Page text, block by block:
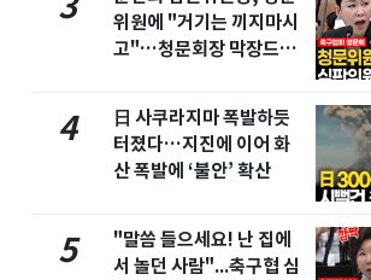
위원에 "거기는 끼지마시
고"…청문회장 막장드라
4
日 사쿠라지마 폭발하듯
터졌다…지진에 이어 화
산 폭발에 ‘불안’ 확산
5
"말씀 들으세요! 난 집에
서 놀던 사람"...축구협 심